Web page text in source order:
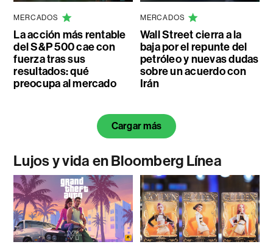
MERCADOS
La acción más rentable
del S&P 500 cae con
fuerza tras sus
resultados: qué
preocupa al mercado
MERCADOS
Wall Street cierra a la
baja por el repunte del
petróleo y nuevas dudas
sobre un acuerdo con
Irán
Cargar más
Lujos y vida en Bloomberg Línea